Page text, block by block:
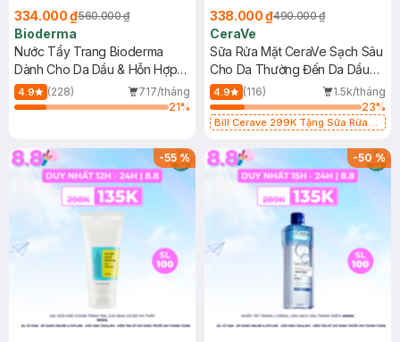
334.000 ₫560.000 ₫
Bioderma
Nước Tẩy Trang Bioderma
Dành Cho Da Dầu & Hỗn Hợp
500ml
4.9 (228)
717/tháng
21%
338.000 ₫490.000 ₫
CeraVe
Sữa Rửa Mặt CeraVe Sạch Sâu
Cho Da Thường Đến Da Dầu
473ml
4.9 (116)
1.5k/tháng
23%
Bill Cerave 299K Tặng Sữa Rửa
-55% -50%